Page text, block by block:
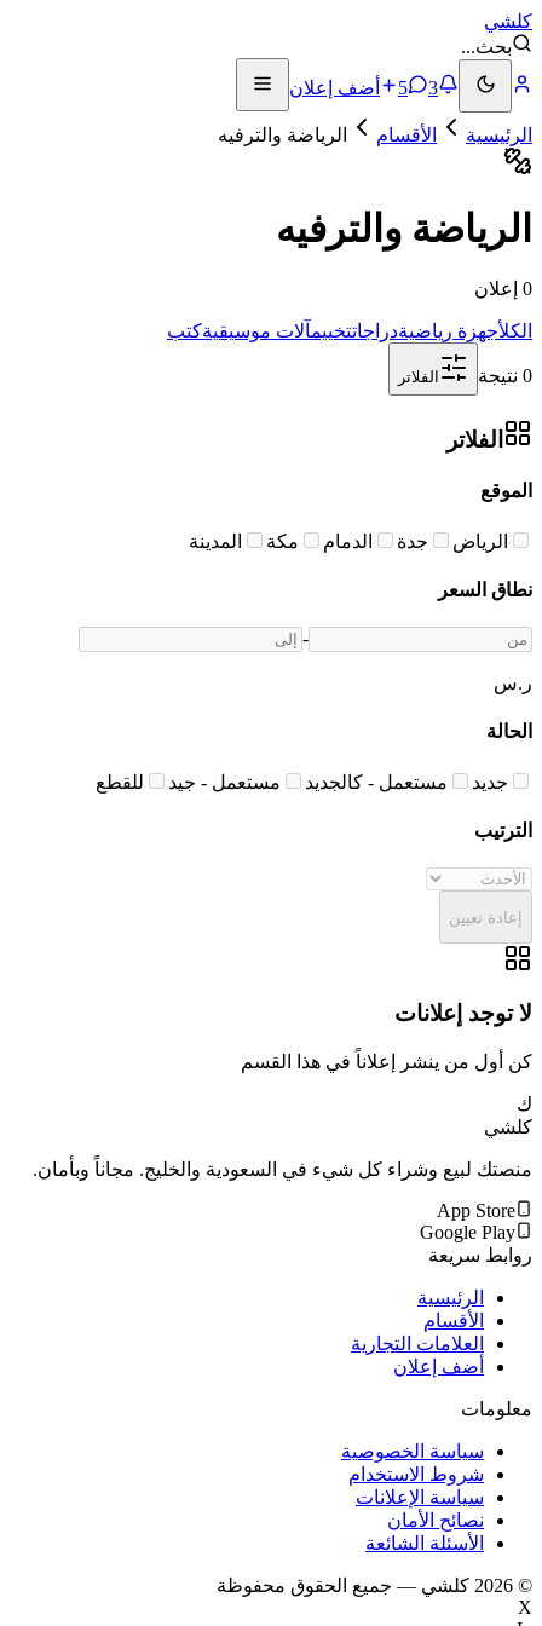
كلشي
بحث...
3
5 أضف إعلان
الرئيسية الأقسام الرياضة والترفيه
الرياضة والترفيه
0 إعلان
الكلأجهزة رياضيةدراجاتتخييمآلات موسيقيةكتب
0 نتيجة الفلاتر
الفلاتر
الموقع
الرياض جدة الدمام مكة المدينة
نطاق السعر
-
ر.س
الحالة
جديد مستعمل - كالجديد مستعمل - جيد للقطع
الترتيب
إعادة تعيين
لا توجد إعلانات
كن أول من ينشر إعلاناً في هذا القسم
ك
كلشي
منصتك لبيع وشراء كل شيء في السعودية والخليج. مجاناً وبأمان.
App Store
Google Play
روابط سريعة
الرئيسية
الأقسام
العلامات التجارية
أضف إعلان
معلومات
سياسة الخصوصية
شروط الاستخدام
سياسة الإعلانات
نصائح الأمان
الأسئلة الشائعة
©
2026 كلشي — جميع الحقوق محفوظة
X